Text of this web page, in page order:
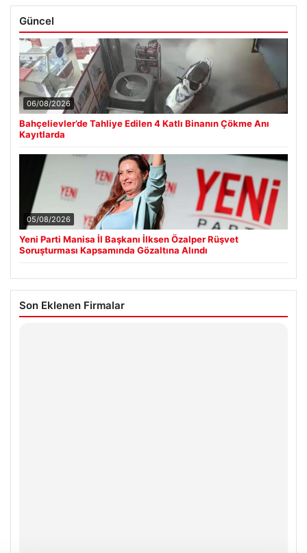
Güncel
06/08/2026
Bahçelievler’de Tahliye Edilen 4 Katlı Binanın Çökme Anı
Kayıtlarda
05/08/2026
Yeni Parti Manisa İl Başkanı İlksen Özalper Rüşvet
Soruşturması Kapsamında Gözaltına Alındı
Son Eklenen Firmalar